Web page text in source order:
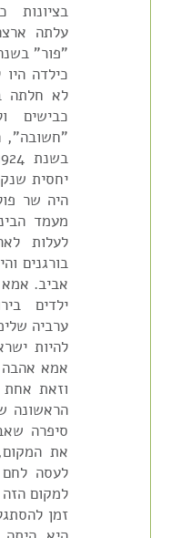
בציונות
"פור"
כילדה
לא חלתה
כבישים
"חשובה",
יחסית
היה שר
מעמד
לעלות
בורגנים
אביב.
ילדים
ערביה
להיות
אמא
וזאת אחת
הראשונה
סיפרה
את
לעסה לחם
למקום
זמן